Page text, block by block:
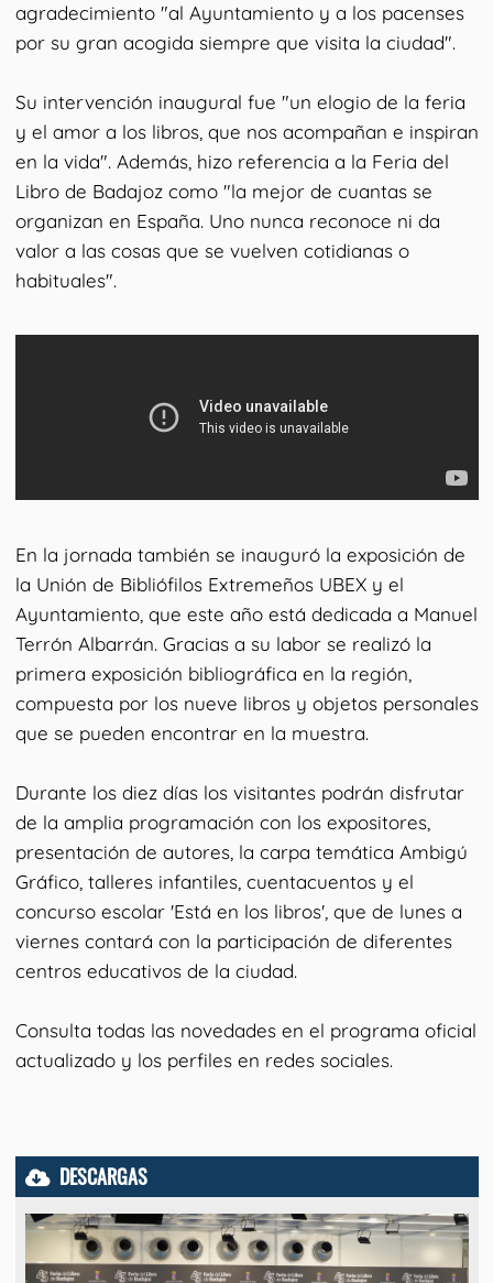
agradecimiento "al Ayuntamiento y a los pacenses
por su gran acogida siempre que visita la ciudad".
Su intervención inaugural fue "un elogio de la feria
y el amor a los libros, que nos acompañan e inspiran
en la vida". Además, hizo referencia a la Feria del
Libro de Badajoz como "la mejor de cuantas se
organizan en España. Uno nunca reconoce ni da
valor a las cosas que se vuelven cotidianas o
habituales".
En la jornada también se inauguró la exposición de
la Unión de Bibliófilos Extremeños UBEX y el
Ayuntamiento, que este año está dedicada a Manuel
Terrón Albarrán. Gracias a su labor se realizó la
primera exposición bibliográfica en la región,
compuesta por los nueve libros y objetos personales
que se pueden encontrar en la muestra.
Durante los diez días los visitantes podrán disfrutar
de la amplia programación con los expositores,
presentación de autores, la carpa temática Ambigú
Gráfico, talleres infantiles, cuentacuentos y el
concurso escolar 'Está en los libros', que de lunes a
viernes contará con la participación de diferentes
centros educativos de la ciudad.
Consulta todas las novedades en el programa oficial
actualizado y los perfiles en redes sociales.
DESCARGAS